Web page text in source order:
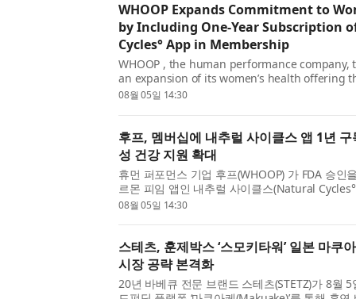
WHOOP Expands Commitment to
by Including One-Year Subscription
Cycles° App in Membership
WHOOP , the human performance company,
an expansion of its women’s health offering
integration with Natural Cycles° (NC°), the
08월 05일 14:30
후프, 멤버십에 내추럴 사이클스 앱 1년
성 건강 지원 확대
휴먼 퍼포먼스 기업 후프(WHOOP) 가 FDA 승인
르몬 피임 앱인 내추럴 사이클스(Natural
통해 여성 건강 관련 제품군을 확장한다고 발표
08월 05일 14:30
스테츠, 훈제박스 ‘스모키타워’ 일본 마쿠
시장 공략 본격화
20년 바베큐 전문 브랜드 스테츠(STETZ)가 8월